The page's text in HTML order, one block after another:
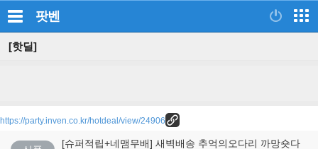
팟벤
[핫딜]
https://party.inven.co.kr/hotdeal/view/24906
[슈퍼적립+네맴무배] 새벽배송 추억의오다리 까망숏다